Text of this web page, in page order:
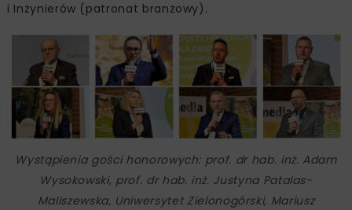
i Inżynierów (patronat branżowy).
Wystąpienia gości honorowych: prof. dr hab. inż. Adam
Wysokowski, prof. dr hab. inż. Justyna Patalas-
Maliszewska, Uniwersytet Zielonogórski, Mariusz